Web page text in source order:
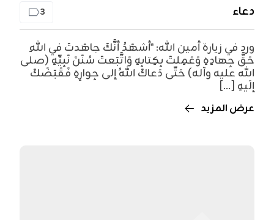
دعاء 3
ورد في زيارة أمين الله: "أشهَدُ أنَّكَ جاهَدتَ في اللهِ
حَقَّ جِهادِهِ وَعَمِلتَ بِكِتابِهِ وَاتَّبَعتَ سُنَنَ نَبِيِّهِ (صلى
الله عليه وآله) حَتّى دَعاكَ اللهُ إلى جِوارِهِ فَقَبَضَكَ
إلَيهِ [...]
عرض المزيد